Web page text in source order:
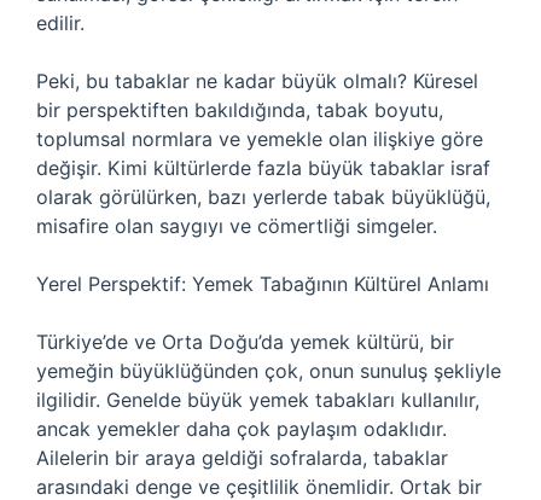
edilir.
Peki, bu tabaklar ne kadar büyük olmalı? Küresel
bir perspektiften bakıldığında, tabak boyutu,
toplumsal normlara ve yemekle olan ilişkiye göre
değişir. Kimi kültürlerde fazla büyük tabaklar israf
olarak görülürken, bazı yerlerde tabak büyüklüğü,
misafire olan saygıyı ve cömertliği simgeler.
Yerel Perspektif: Yemek Tabağının Kültürel Anlamı
Türkiye’de ve Orta Doğu’da yemek kültürü, bir
yemeğin büyüklüğünden çok, onun sunuluş şekliyle
ilgilidir. Genelde büyük yemek tabakları kullanılır,
ancak yemekler daha çok paylaşım odaklıdır.
Ailelerin bir araya geldiği sofralarda, tabaklar
arasındaki denge ve çeşitlilik önemlidir. Ortak bir